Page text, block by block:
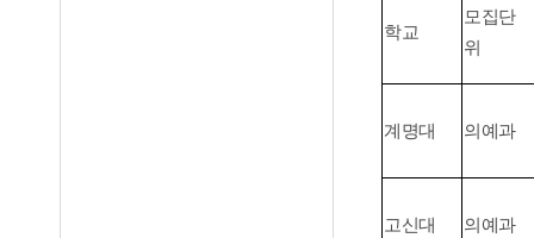
학교
모집단
위
계명대 의예과
고신대 의예과